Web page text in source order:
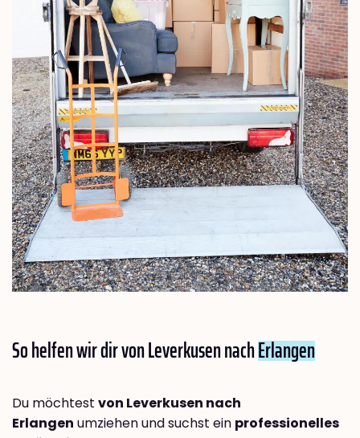
So helfen wir dir von Leverkusen nachErlangen
Du möchtest von Leverkusen nach
Erlangen umziehen und suchst ein professionelles